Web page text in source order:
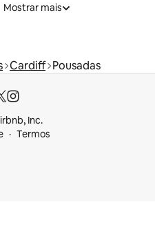
Mostrar mais
Cardiff Pousadas
Inc.
Termos